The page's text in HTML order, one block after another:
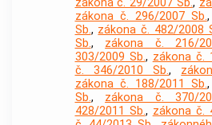
zákona č. 29/2007 Sb.,
zákona č. 296/2007 Sb.,
Sb., zákona č. 482/2008
Sb., zákona č. 216/
303/2009 Sb., zákona č.
č. 346/2010 Sb.,
zákona č. 188/2011 Sb.,
Sb., zákona č. 370/
428/2011 Sb., zákona č.